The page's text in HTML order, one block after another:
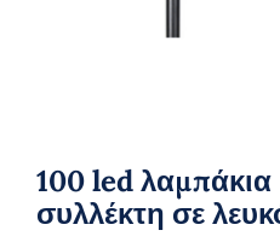
100 led λαμπάκια
συλλέκτη σε